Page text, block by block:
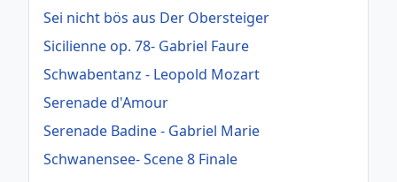
Sei nicht bös aus Der Obersteiger
Sicilienne op. 78- Gabriel Faure
Schwabentanz - Leopold Mozart
Serenade d'Amour
Serenade Badine - Gabriel Marie
Schwanensee- Scene 8 Finale